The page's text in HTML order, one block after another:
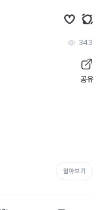
343
공유
알아보기